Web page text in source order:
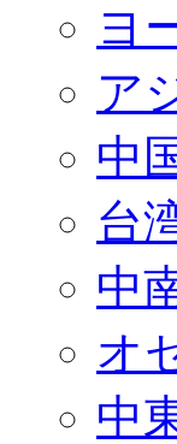
ヨ
ア
中
台
中
オ
中